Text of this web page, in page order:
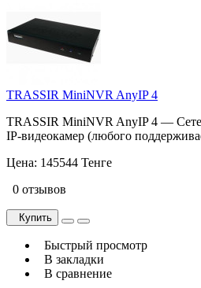
TRASSIR MiniNVR AnyIP 4
TRASSIR MiniNVR AnyIP 4 —
IP-видеокамер (любого
Цена: 145544 Тенге
0 отзывов
Купить
Быстрый просмотр
В закладки
В сравнение